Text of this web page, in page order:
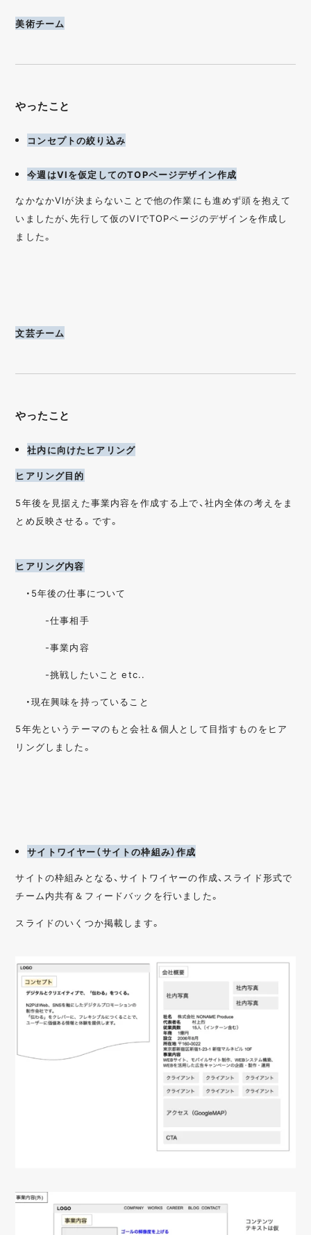
美術チーム
やったこと
コンセプトの絞り込み
今週はVIを仮定してのTOPページデザイン作成
なかなかVIが決まらないことで他の作業にも進めず頭を抱えて
いましたが、先行して仮のVIでTOPページのデザインを作成し
ました。
文芸チーム
やったこと
社内に向けたヒアリング
ヒアリング目的
5年後を見据えた事業内容を作成する上で、社内全体の考えをま
とめ反映させる。です。
ヒアリング内容
・5年後の仕事について
-仕事相手
-事業内容
-挑戦したいこと etc..
・現在興味を持っていること
5年先というテーマのもと会社＆個人として目指すものをヒア
リングしました。
サイトワイヤー（サイトの枠組み）作成
サイトの枠組みとなる、サイトワイヤーの作成、スライド形式で
チーム内共有＆フィードバックを行いました。
スライドのいくつか掲載します。